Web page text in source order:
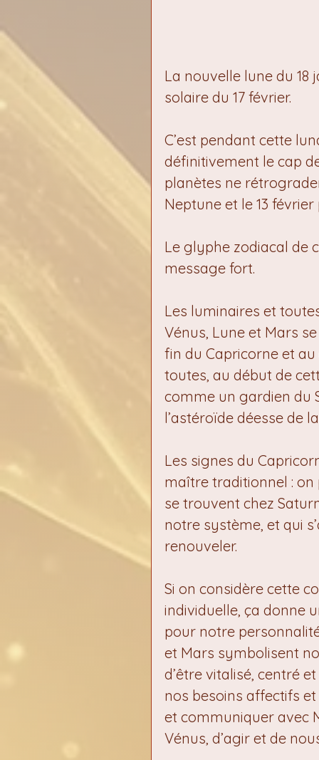
La nouvelle lune du 18
solaire du 17 février.
C’est pendant cette
définitivement le cap
planètes ne
Neptune et le 13
Le glyphe zodiacal de
message fort.
Les luminaires et
Vénus, Lune et Mars
fin du Capricorne et
toutes, au début de
comme un gardien du
l’astéroïde déesse de
Les signes du
maître traditionnel :
se trouvent chez
notre système, et qui
renouveler.
Si on considère cette
individuelle, ça donne
pour notre
et Mars symbolisent
d’être vitalisé, centré
nos besoins affectifs
et communiquer avec
Vénus, d’agir et de